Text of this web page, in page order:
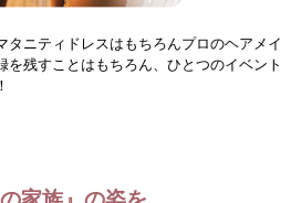
タニティドレスはもちろんプロのヘアメイ
を残すことはもちろん、ひとつのイベント